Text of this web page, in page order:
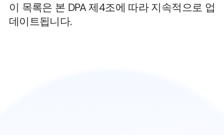
이 목록은 본 DPA 제4조에 따라 지속적으로 업
데이트됩니다.